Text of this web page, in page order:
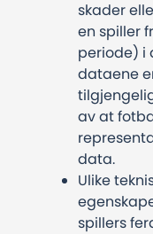
skader
en spiller
periode) i
dataene
av at
data.
Ulike
spillers